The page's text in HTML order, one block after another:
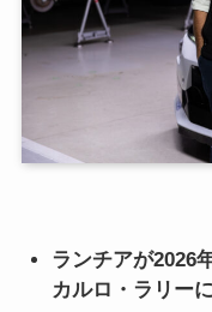
ランチアが2026
カルロ・ラリー